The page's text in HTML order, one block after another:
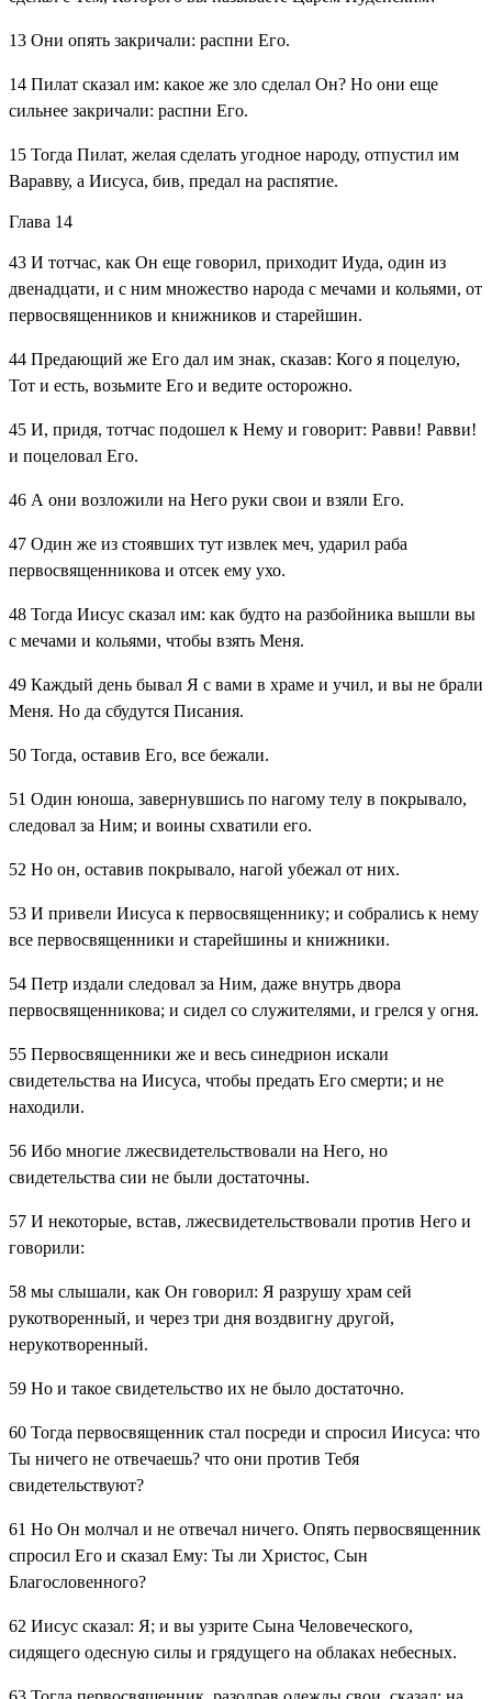
13 Они опять закричали: распни Его.
14 Пилат сказал им: какое же зло сделал Он? Но они еще
сильнее закричали: распни Его.
15 Тогда Пилат, желая сделать угодное народу, отпустил им
Варавву, а Иисуса, бив, предал на распятие.
Глава 14
43 И тотчас, как Он еще говорил, приходит Иуда, один из
двенадцати, и с ним множество народа с мечами и кольями, от
первосвященников и книжников и старейшин.
44 Предающий же Его дал им знак, сказав: Кого я поцелую,
Тот и есть, возьмите Его и ведите осторожно.
45 И, придя, тотчас подошел к Нему и говорит: Равви! Равви!
и поцеловал Его.
46 А они возложили на Него руки свои и взяли Его.
47 Один же из стоявших тут извлек меч, ударил раба
первосвященникова и отсек ему ухо.
48 Тогда Иисус сказал им: как будто на разбойника вышли вы
с мечами и кольями, чтобы взять Меня.
49 Каждый день бывал Я с вами в храме и учил, и вы не брали
Меня. Но да сбудутся Писания.
50 Тогда, оставив Его, все бежали.
51 Один юноша, завернувшись по нагому телу в покрывало,
следовал за Ним; и воины схватили его.
52 Но он, оставив покрывало, нагой убежал от них.
53 И привели Иисуса к первосвященнику; и собрались к нему
все первосвященники и старейшины и книжники.
54 Петр издали следовал за Ним, даже внутрь двора
первосвященникова; и сидел со служителями, и грелся у огня.
55 Первосвященники же и весь синедрион искали
свидетельства на Иисуса, чтобы предать Его смерти; и не
находили.
56 Ибо многие лжесвидетельствовали на Него, но
свидетельства сии не были достаточны.
57 И некоторые, встав, лжесвидетельствовали против Него и
говорили:
58 мы слышали, как Он говорил: Я разрушу храм сей
рукотворенный, и через три дня воздвигну другой,
нерукотворенный.
59 Но и такое свидетельство их не было достаточно.
60 Тогда первосвященник стал посреди и спросил Иисуса: что
Ты ничего не отвечаешь? что они против Тебя
свидетельствуют?
61 Но Он молчал и не отвечал ничего. Опять первосвященник
спросил Его и сказал Ему: Ты ли Христос, Сын
Благословенного?
62 Иисус сказал: Я; и вы узрите Сына Человеческого,
сидящего одесную силы и грядущего на облаках небесных.